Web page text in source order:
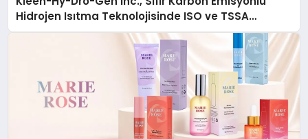
Hidrojen Isıtma Teknolojisinde ISO ve TSSA
Düzenleyici Onaylarını Aldı